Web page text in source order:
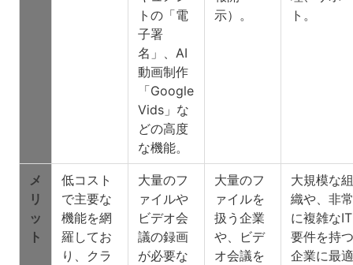
トの「電
子署
名」、AI
動画制作
「Google
Vids」な
どの高度
な機能。
示）。
ト。
メ
リ
ッ
ト
低コスト
で主要な
機能を網
羅してお
り、クラ
大量のフ
ァイルや
ビデオ会
議の録画
が必要な
大量のフ
ァイルを
扱う企業
や、ビデ
オ会議を
大規模な組
織や、非常
に複雑なIT
要件を持つ
企業に最適